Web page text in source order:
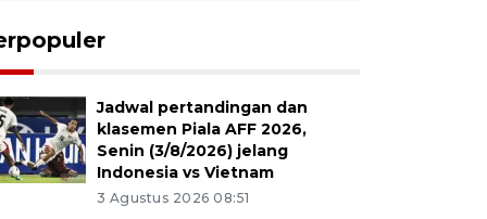
Jadwal pertandingan dan
klasemen Piala AFF 2026,
Senin (3/8/2026) jelang
Indonesia vs Vietnam
3 Agustus 2026 08:51